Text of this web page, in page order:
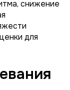
снижение
для